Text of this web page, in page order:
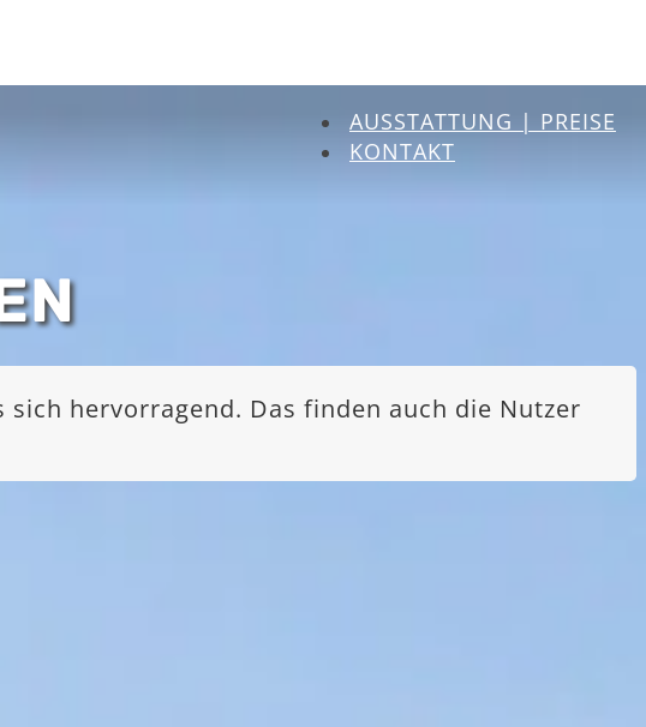
AUSSTATTUNG | PREISE
KONTAKT
hervorragend. Das finden auch die Nutzer